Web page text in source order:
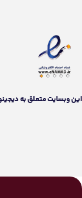
اين وبسايت متعلق به